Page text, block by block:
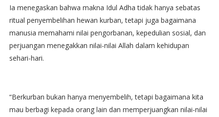
Ia menegaskan bahwa makna Idul Adha tidak hanya sebatas
ritual penyembelihan hewan kurban, tetapi juga bagaimana
manusia memahami nilai pengorbanan, kepedulian sosial, dan
perjuangan menegakkan nilai-nilai Allah dalam kehidupan
sehari-hari.
“Berkurban bukan hanya menyembelih, tetapi bagaimana kita
mau berbagi kepada orang lain dan memperjuangkan nilai-nilai